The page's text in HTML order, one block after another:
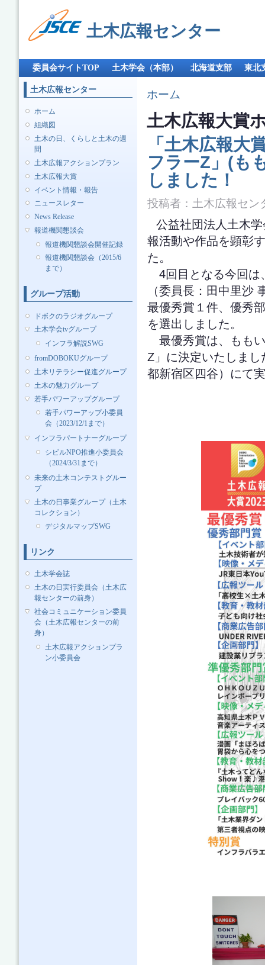
テ
動
土木広報センター
メインメニュー
委員会サイトTOP 土木学会（本部） 北海道支部 東北
土木広報センター
ホーム
組織図
土木の日、くらしと土木の週
間
土木広報アクションプラン
土木広報大賞
イベント情報・報告
ニュースレター
News Release
報道機関懇談会
報道機関懇談会開催記録
報道機関懇談会（2015/6
まで）
グループ活動
ドボクのラジオグループ
土木学会tvグループ
インフラ解説SWG
fromDOBOKUグループ
土木リテラシー促進グループ
土木の魅力グループ
若手パワーアップグループ
若手パワーアップ小委員
会（2023/12/1まで）
インフラパートナーグループ
シビルNPO推進小委員会
（2024/3/31まで）
未来の土木コンテストグルー
プ
土木の日事業グループ（土木
コレクション）
デジタルマップSWG
リンク
土木学会誌
土木の日実行委員会（土木広
報センターの前身）
社会コミュニケーション委員
会（土木広報センターの前
身）
土木広報アクションプラ
ン小委員会
現在地
ホーム
土木広報大賞
「土木広報大
フラーZ」(も
しました！
投稿者： 土木広報セン
公益社団法人土木
報活動や作品を顕彰
た。
4回目となる今回は
（委員長：田中里沙
最優秀賞１件、優秀
を選出しました。
最優秀賞は、もも
Z」に決定いたしま
都新宿区四谷）にて